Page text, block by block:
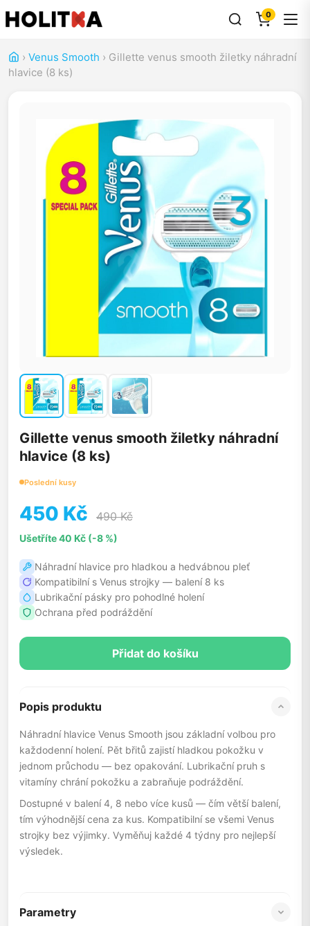
0
› Venus Smooth › Gillette venus smooth žiletky náhradní
hlavice (8 ks)
Gillette venus smooth žiletky náhradní
hlavice (8 ks)
Poslední kusy
450 Kč 490 Kč
Ušetříte 40 Kč (-8 %)
Náhradní hlavice pro hladkou a hedvábnou pleť
Kompatibilní s Venus strojky — balení 8 ks
Lubrikační pásky pro pohodlné holení
Ochrana před podráždění
Přidat do košíku
Popis produktu
Náhradní hlavice Venus Smooth jsou základní volbou pro
každodenní holení. Pět břitů zajistí hladkou pokožku v
jednom průchodu — bez opakování. Lubrikační pruh s
vitamíny chrání pokožku a zabraňuje podráždění.
Dostupné v balení 4, 8 nebo více kusů — čím větší balení,
tím výhodnější cena za kus. Kompatibilní se všemi Venus
strojky bez výjimky. Vyměňuj každé 4 týdny pro nejlepší
výsledek.
Parametry